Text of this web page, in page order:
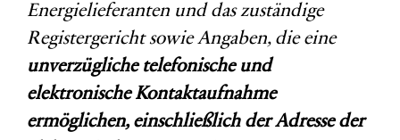
Energielieferanten und das zuständige
Registergericht sowie Angaben, die eine
unverzügliche telefonische und
elektronische Kontaktaufnahme
ermöglichen, einschließlich der Adresse der